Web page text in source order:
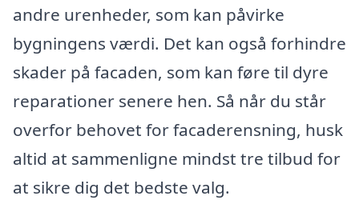
andre urenheder, som kan påvirke
bygningens værdi. Det kan også forhindre
skader på facaden, som kan føre til dyre
reparationer senere hen. Så når du står
overfor behovet for facaderensning, husk
altid at sammenligne mindst tre tilbud for
at sikre dig det bedste valg.